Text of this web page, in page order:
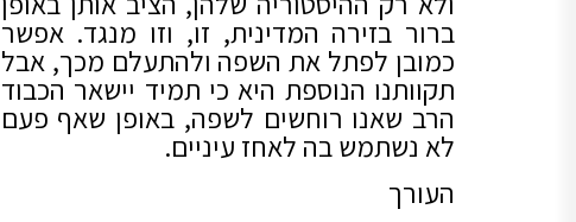
ברור בזירה המדינית, זו, וזו מנגד. אפשר
כמובן לפתל את השפה ולהתעלם מכך, אבל
תקוותנו הנוספת היא כי תמיד יישאר הכבוד
הרב שאנו רוחשים לשפה, באופן שאף פעם
לא נשתמש בה לאחז עיניים.
העורך